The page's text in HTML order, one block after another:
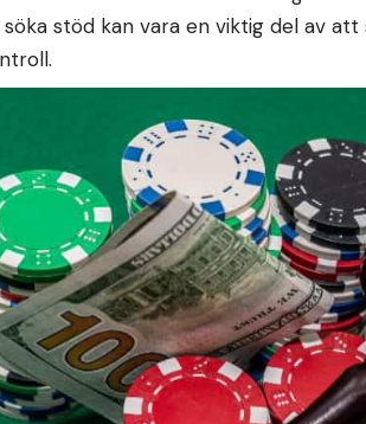
stöd kan vara en viktig del av